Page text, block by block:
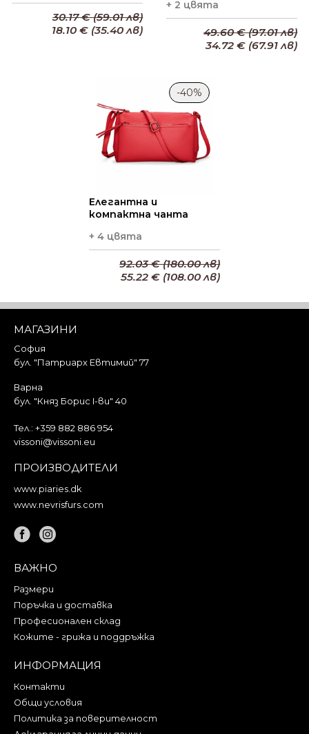
30.17 € (59.01 лв)
18.10 € (35.40 лв)
+ 2 цвята
Добави в кошницата
49.60 € (97.01 лв)
34.72 € (67.91 лв)
-40%
Елегантна и
компактна чанта
+ 4 цвята
92.03 € (180.00 лв)
55.22 € (108.00 лв)
МАГАЗИНИ
София
бул. "Патриарх Евтимий" 77
Варна
бул. "Княз Борис I-ви" 40
Тел.: +359 882 886 954
vissoni@vissoni.eu
ПРОИЗВОДИТЕЛИ
www.piaries.dk
www.nevrisfurs.com
ВАЖНО
Размери
Поръчка и доставка
Професионален склад
Кожите - грижа и поддръжка
ИНФОРМАЦИЯ
Контакти
Общи условия
Политика за поверителност